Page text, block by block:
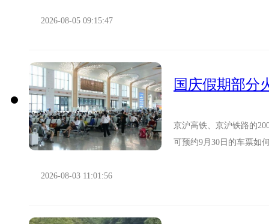
2026-08-05 09:15:47
国庆假期部分
京沪高铁、京沪铁路的
可预约9月30日的车票如
2026-08-03 11:01:56